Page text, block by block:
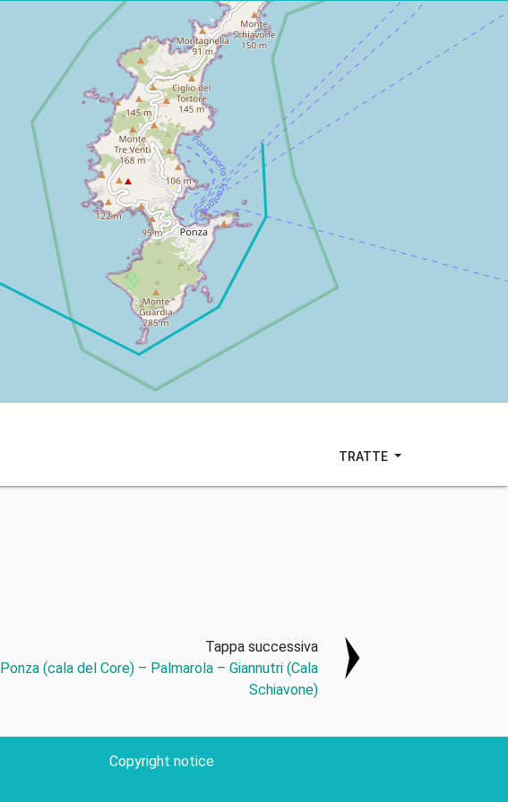
TRATTE
Tappa successiva
Ponza (cala del Core) – Palmarola – Giannutri (Cala
Schiavone)
Copyright notice